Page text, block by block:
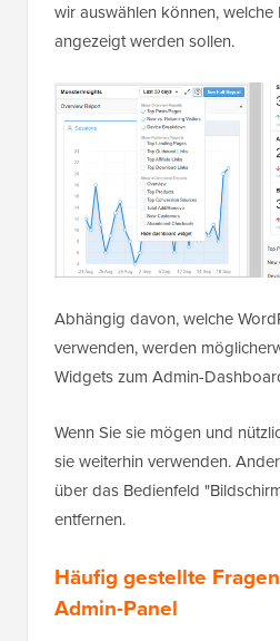
wir auswählen können,
angezeigt werden sollen.
Abhängig davon, welche
verwenden, werden
Widgets zum Admin-
Wenn Sie sie mögen und
sie weiterhin verwenden.
über das Bedienfeld
entfernen.
Häufig gestellte Fragen
Admin-Panel